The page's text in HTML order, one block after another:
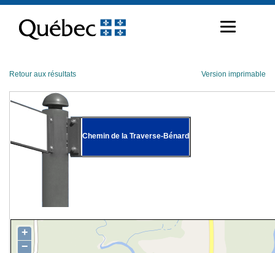
contenu
Retour aux résultats Version imprimable
Chemin de la Traverse-Bénard
+
−